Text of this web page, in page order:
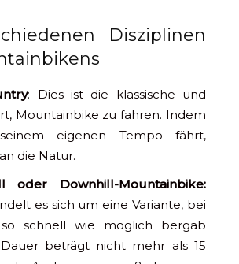
Disziplinen
: Dies ist die klassische und
Mountainbike zu fahren. Indem
eigenen Tempo fährt,
die Natur.
oder Downhill-Mountainbike:
es sich um eine Variante, bei
schnell wie möglich bergab
beträgt nicht mehr als 15